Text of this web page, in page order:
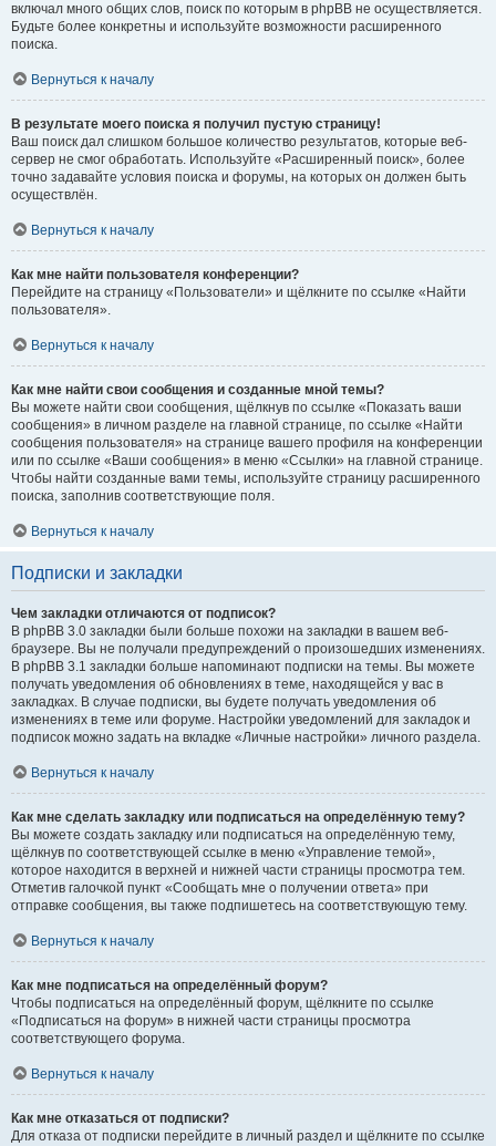
включал много общих слов, поиск по которым в phpBB не осуществляется.
Будьте более конкретны и используйте возможности расширенного
поиска.
Вернуться к началу
В результате моего поиска я получил пустую страницу!
Ваш поиск дал слишком большое количество результатов, которые веб-
сервер не смог обработать. Используйте «Расширенный поиск», более
точно задавайте условия поиска и форумы, на которых он должен быть
осуществлён.
Вернуться к началу
Как мне найти пользователя конференции?
Перейдите на страницу «Пользователи» и щёлкните по ссылке «Найти
пользователя».
Вернуться к началу
Как мне найти свои сообщения и созданные мной темы?
Вы можете найти свои сообщения, щёлкнув по ссылке «Показать ваши
сообщения» в личном разделе на главной странице, по ссылке «Найти
сообщения пользователя» на странице вашего профиля на конференции
или по ссылке «Ваши сообщения» в меню «Ссылки» на главной странице.
Чтобы найти созданные вами темы, используйте страницу расширенного
поиска, заполнив соответствующие поля.
Вернуться к началу
Подписки и закладки
Чем закладки отличаются от подписок?
В phpBB 3.0 закладки были больше похожи на закладки в вашем веб-
браузере. Вы не получали предупреждений о произошедших изменениях.
В phpBB 3.1 закладки больше напоминают подписки на темы. Вы можете
получать уведомления об обновлениях в теме, находящейся у вас в
закладках. В случае подписки, вы будете получать уведомления об
изменениях в теме или форуме. Настройки уведомлений для закладок и
подписок можно задать на вкладке «Личные настройки» личного раздела.
Вернуться к началу
Как мне сделать закладку или подписаться на определённую тему?
Вы можете создать закладку или подписаться на определённую тему,
щёлкнув по соответствующей ссылке в меню «Управление темой»,
которое находится в верхней и нижней части страницы просмотра тем.
Отметив галочкой пункт «Сообщать мне о получении ответа» при
отправке сообщения, вы также подпишетесь на соответствующую тему.
Вернуться к началу
Как мне подписаться на определённый форум?
Чтобы подписаться на определённый форум, щёлкните по ссылке
«Подписаться на форум» в нижней части страницы просмотра
соответствующего форума.
Вернуться к началу
Как мне отказаться от подписки?
Для отказа от подписки перейдите в личный раздел и щёлкните по ссылке